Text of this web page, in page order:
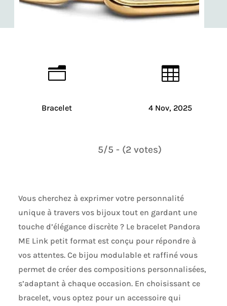
n
Bracelet

4 Nov, 2025
5/5 - (2 votes)
Vous cherchez à exprimer votre personnalité
unique à travers vos bijoux tout en gardant une
touche d’élégance discrète ? Le bracelet Pandora
ME Link petit format est conçu pour répondre à
vos attentes. Ce bijou modulable et raffiné vous
permet de créer des compositions personnalisées,
s’adaptant à chaque occasion. En choisissant ce
bracelet, vous optez pour un accessoire qui